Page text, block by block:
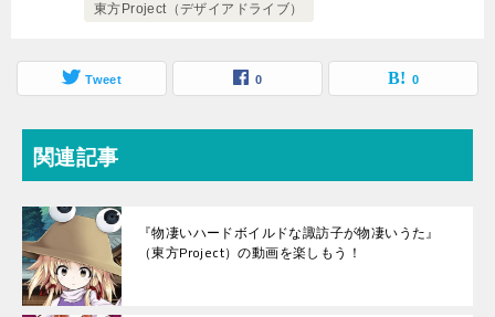
東方Project（デザイアドライブ）
Tweet 0 0
関連記事
『物凄いハードボイルドな諏訪子が物凄いうた』
（東方Project）の動画を楽しもう！